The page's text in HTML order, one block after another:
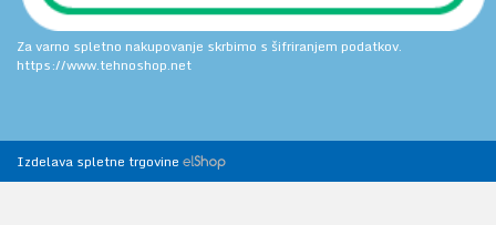
Za varno spletno nakupovanje skrbimo s šifriranjem podatkov.
https://www.tehnoshop.net
Izdelava spletne trgovine